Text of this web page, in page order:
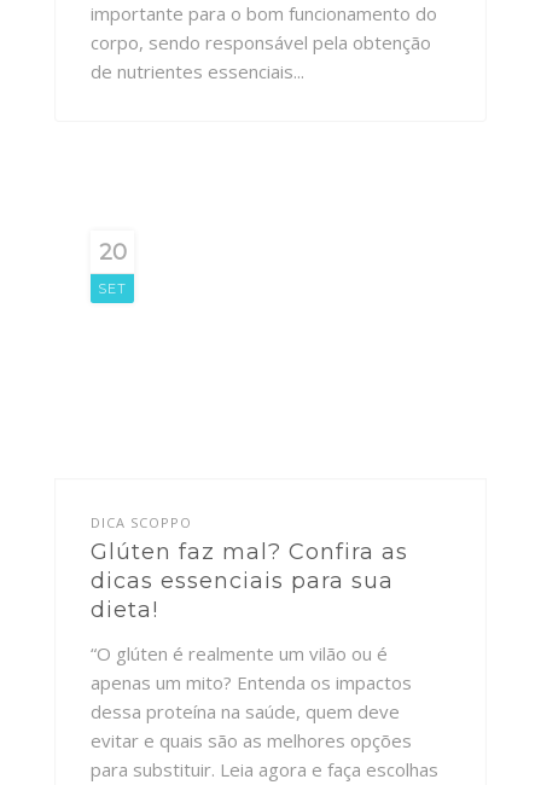
importante para o bom funcionamento do
corpo, sendo responsável pela obtenção
de nutrientes essenciais...
20
SET
DICA SCOPPO
Glúten faz mal? Confira as
dicas essenciais para sua
dieta!
“O glúten é realmente um vilão ou é
apenas um mito? Entenda os impactos
dessa proteína na saúde, quem deve
evitar e quais são as melhores opções
para substituir. Leia agora e faça escolhas